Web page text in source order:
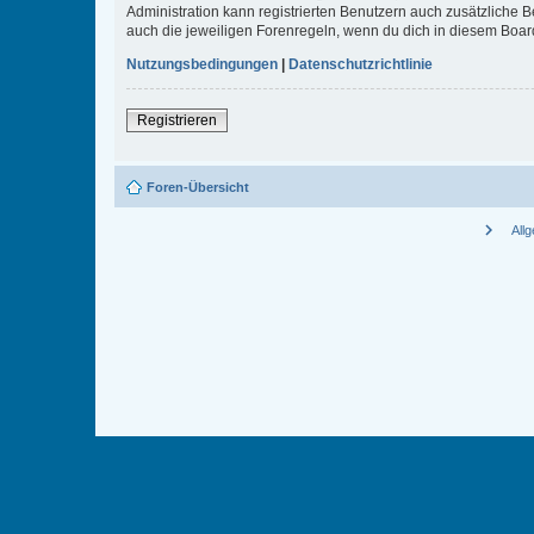
Administration kann registrierten Benutzern auch zusätzliche
auch die jeweiligen Forenregeln, wenn du dich in diesem
Nutzungsbedingungen | Datenschutzrichtlinie
Registrieren
Foren-Übersicht
chevron_right